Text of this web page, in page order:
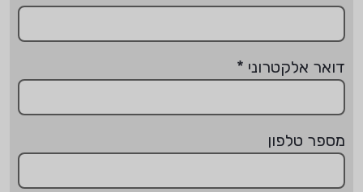
דואר אלקטרוני *
מספר טלפון